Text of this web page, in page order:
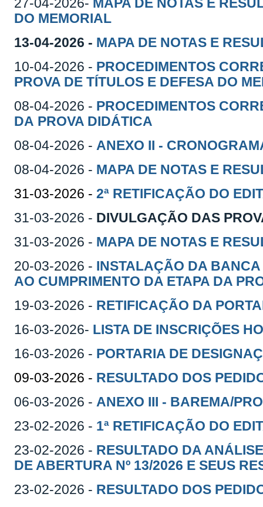
27-04-2026- MAPA DE NOTAS E
DO MEMORIAL
13-04-2026 - MAPA DE NOTAS E
10-04-2026 - PROCEDIMENTOS
PROVA DE TÍTULOS E DEFESA DO
08-04-2026 - PROCEDIMENTOS
DA PROVA DIDÁTICA
08-04-2026 -ANEXO II -
08-04-2026 - MAPA DE NOTAS E
31-03-2026 -2ª RETIFICAÇÃO DO
31-03-2026 - DIVULGAÇÃO DAS
31-03-2026 - MAPA DE NOTAS E
20-03-2026 - INSTALAÇÃO DA
AO CUMPRIMENTO DA ETAPA DA
19-03-2026 - RETIFICAÇÃO DA
16-03-2026- LISTA DE INSCRIÇÕES
16-03-2026 - PORTARIA DE
09-03-2026 - RESULTADO DOS
06-03-2026 -ANEXO III - BAREMA/
23-02-2026 - 1ª RETIFICAÇÃO DO
23-02-2026 - RESULTADO DA
DE ABERTURA Nº 13/2026 E SEUS
23-02-2026 - RESULTADO DOS